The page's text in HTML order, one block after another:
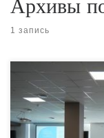
Архивы
1 запись
22-24 апреля 2025